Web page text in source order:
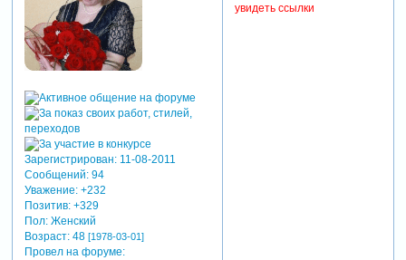
Зарегистрирован: 11-08-2011
Сообщений:94
Уважение: +232
Позитив: +329
Пол:Женский
Возраст:48 [1978-03-01]
Провел на форуме:
увидеть ссылки